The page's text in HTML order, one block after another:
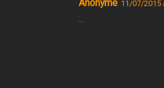
Anonyme 11/07/2015
…